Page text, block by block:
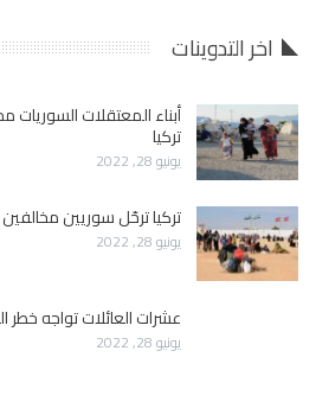
اخر التدوينات
أبناء المعتقلات
تركيا
يونيو 28, 2022
تركيا ترحّل سوريين
يونيو 28, 2022
عشرات العائلات تواجه خطر
يونيو 28, 2022